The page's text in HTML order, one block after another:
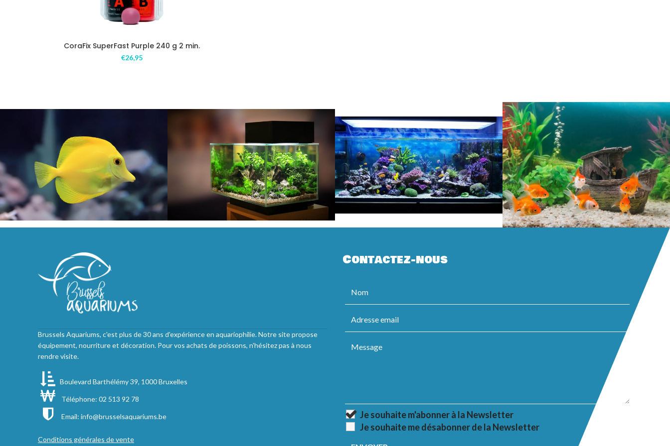
CoraFix SuperFast Purple 240 g 2 min.
€26,95
Brussels Aquariums, c'est plus de 30 ans d'expérience en aquariophilie. Notre site propose
équipement, nourriture et décoration. Pour vos achats de poissons, n'hésitez pas à nous
rendre visite.
Boulevard Barthélémy 39, 1000 Bruxelles
Téléphone: 02 513 92 78
Email: info@brusselsaquariums.be
Conditions générales de vente
Contactez-nous
Je souhaite m'abonner à la Newsletter
Je souhaite me désabonner de la Newsletter